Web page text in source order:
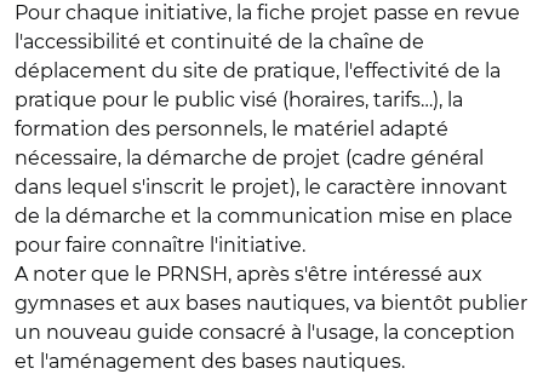
Pour chaque initiative, la fiche projet passe en revue
l'accessibilité et continuité de la chaîne de
déplacement du site de pratique, l'effectivité de la
pratique pour le public visé (horaires, tarifs…), la
formation des personnels, le matériel adapté
nécessaire, la démarche de projet (cadre général
dans lequel s'inscrit le projet), le caractère innovant
de la démarche et la communication mise en place
pour faire connaître l'initiative.
A noter que le PRNSH, après s'être intéressé aux
gymnases et aux bases nautiques, va bientôt publier
un nouveau guide consacré à l'usage, la conception
et l'aménagement des bases nautiques.